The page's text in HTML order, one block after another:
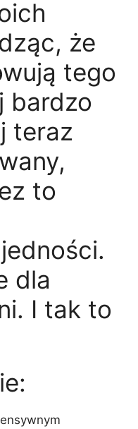
że
tego
bardzo
teraz
to
dla
I tak to